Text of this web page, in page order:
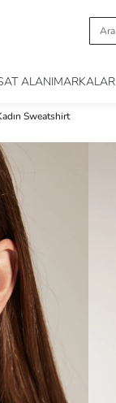
ALANIMARKALAR
Sweatshirt